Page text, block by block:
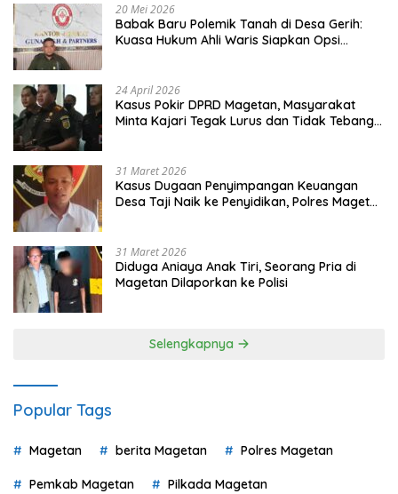
20 Mei 2026
Babak Baru Polemik Tanah di Desa Gerih:
Kuasa Hukum Ahli Waris Siapkan Opsi
24 April 2026
Kasus Pokir DPRD Magetan, Masyarakat
Minta Kajari Tegak Lurus dan Tidak Tebang
31 Maret 2026
Kasus Dugaan Penyimpangan Keuangan
Desa Taji Naik ke Penyidikan, Polres Magetan
31 Maret 2026
Diduga Aniaya Anak Tiri, Seorang Pria di
Magetan Dilaporkan ke Polisi
Selengkapnya
Popular Tags
Magetan berita Magetan Polres Magetan
Pemkab Magetan Pilkada Magetan